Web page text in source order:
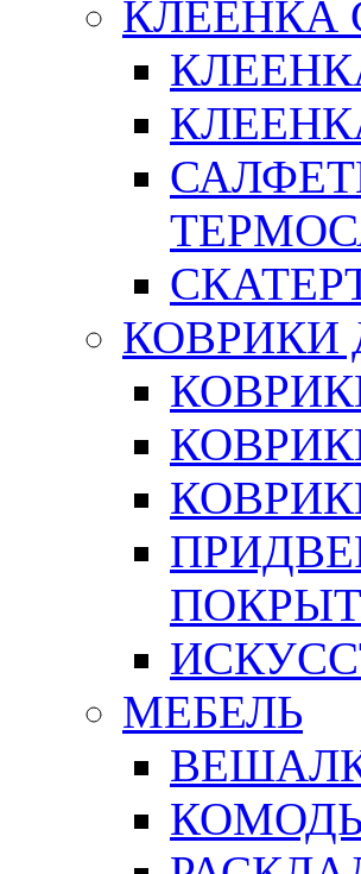
КЛЕЕНКА
КОВРИКИ
МЕБЕЛЬ